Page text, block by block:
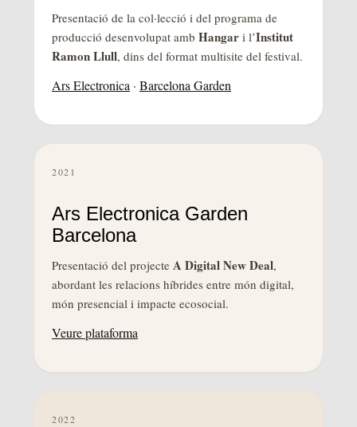
Presentació de la col·lecció i del programa de
producció desenvolupat amb Hangar i l’Institut
Ramon Llull, dins del format multisite del festival.
Ars Electronica · Barcelona Garden
2021
Ars Electronica Garden
Barcelona
Presentació del projecte A Digital New Deal,
abordant les relacions híbrides entre món digital,
món presencial i impacte ecosocial.
Veure plataforma
2022